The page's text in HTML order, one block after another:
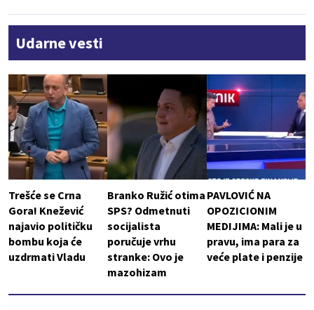
Udarne vesti
Trešće se Crna
Gora! Knežević
najavio političku
bombu koja će
uzdrmati Vladu
Branko Ružić otima
SPS? Odmetnuti
socijalista
poručuje vrhu
stranke: Ovo je
mazohizam
PAVLOVIĆ NA
OPOZICIONIM
MEDIJIMA: Mali je u
pravu, ima para za
veće plate i penzije